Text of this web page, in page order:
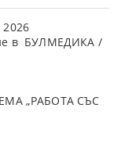
в БУЛМЕДИКА /
„РАБОТА СЪС